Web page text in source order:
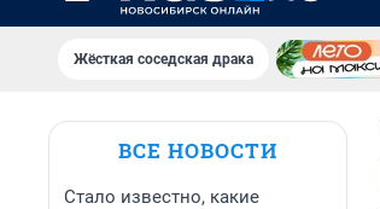
Жёсткая соседская драка
ВСЕ НОВОСТИ
Стало известно, какие